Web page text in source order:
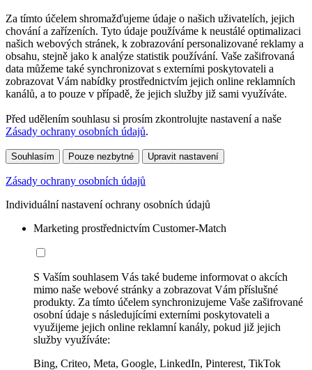
Za tímto účelem shromažďujeme údaje o našich uživatelích, jejich
chování a zařízeních. Tyto údaje používáme k neustálé optimalizaci
našich webových stránek, k zobrazování personalizované reklamy a
obsahu, stejně jako k analýze statistik používání. Vaše zašifrovaná
data můžeme také synchronizovat s externími poskytovateli a
zobrazovat Vám nabídky prostřednictvím jejich online reklamních
kanálů, a to pouze v případě, že jejich služby již sami využíváte.
Před udělením souhlasu si prosím zkontrolujte nastavení a naše
Zásady ochrany osobních údajů.
Souhlasím Pouze nezbytné Upravit nastavení
Zásady ochrany osobních údajů
Individuální nastavení ochrany osobních údajů
Marketing prostřednictvím Customer-Match
S Vaším souhlasem Vás také budeme informovat o akcích
mimo naše webové stránky a zobrazovat Vám příslušné
produkty. Za tímto účelem synchronizujeme Vaše zašifrované
osobní údaje s následujícími externími poskytovateli a
využijeme jejich online reklamní kanály, pokud již jejich
služby využíváte:
Bing, Criteo, Meta, Google, LinkedIn, Pinterest, TikTok